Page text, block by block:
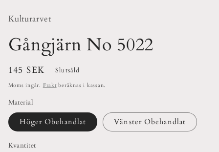
Kulturarvet
Gångjärn No 5022
Ordinarie
pris
145 SEK Slutsåld
Moms ingår. Fraktberäknas i kassan.
Material
Höger Obehandlat Vänster Obehandlat
Kvantitet